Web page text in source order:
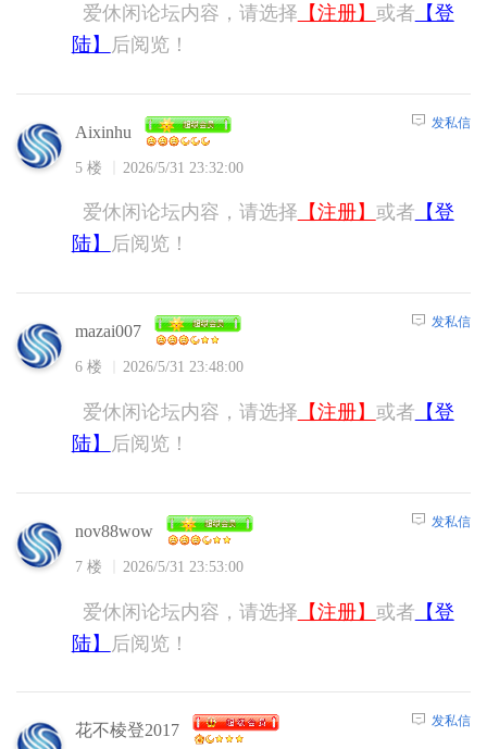
爱休闲论坛内容，请选择 【注册】 或者 【登
陆】
后阅览！
Aixinhu
5 楼 2026/5/31 23:32:00
发私信
爱休闲论坛内容，请选择 【注册】 或者 【登
陆】
后阅览！
mazai007
6 楼 2026/5/31 23:48:00
发私信
爱休闲论坛内容，请选择 【注册】 或者 【登
陆】
后阅览！
nov88wow
7 楼 2026/5/31 23:53:00
发私信
爱休闲论坛内容，请选择 【注册】 或者 【登
陆】
后阅览！
花不棱登2017 发私信